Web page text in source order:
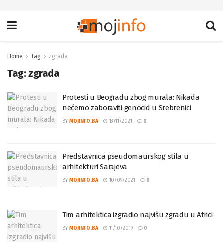
Home Tag zgrada
Tag:zgrada
Protesti u Beogradu zbog murala: Nikada
nećemo zaboraviti genocid u Srebrenici
BY MOJINFO.BA 13/11/2021 0
Predstavnica pseudomaurskog stila u
arhitekturi Sarajeva
BY MOJINFO.BA 10/09/2021 0
Tim arhitektica izgradio najvišu zgradu u Africi
BY MOJINFO.BA 11/10/2019 0